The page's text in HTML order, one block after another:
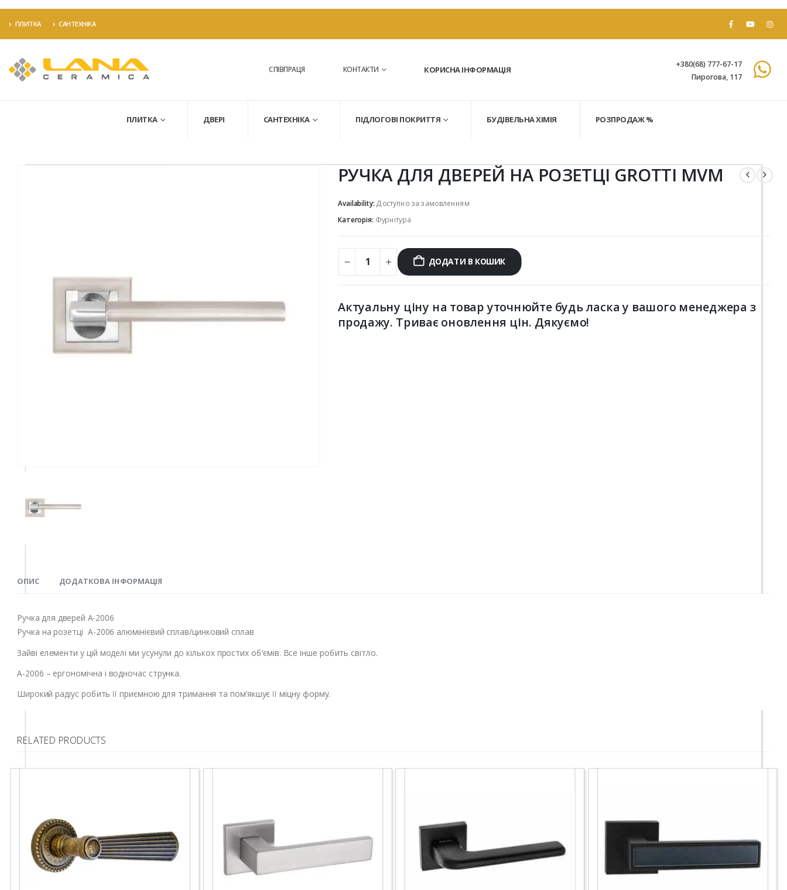
ПЛИТКА САНТЕХНІКА
СПІВПРАЦЯ КОНТАКТИ КОРИСНА ІНФОРМАЦІЯ
+380(68) 777-67-17
Пирогова, 117
ПЛИТКА ДВЕРІ САНТЕХНІКА ПІДЛОГОВІ ПОКРИТТЯ БУДІВЕЛЬНА ХІМІЯ РОЗПРОДАЖ %
РУЧКА ДЛЯ ДВЕРЕЙ НА РОЗЕТЦІ GROTTI MVM
Availability: Доступно за замовленням
Категорія: Фурнітура
ДОДАТИ В КОШИК
Актуальну ціну на товар уточнюйте будь ласка у вашого менеджера з
продажу. Триває оновлення цін. Дякуємо!
ОПИС ДОДАТКОВА ІНФОРМАЦІЯ
Ручка для дверей A-2006
Ручка на розетці A-2006 алюмінієвий сплав/цинковий сплав
Зайві елементи у цій моделі ми усунули до кількох простих об’ємів. Все інше робить світло.
A-2006 – ергономічна і водночас струнка.
Широкий радіус робить її приємною для тримання та пом’якшує її міцну форму.
RELATED PRODUCTS